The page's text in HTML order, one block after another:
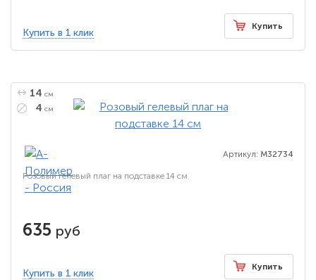
Купить в 1 клик
Купить
14 см
4 см
Артикул: M32734
Розовый гелевый плаг на подставке 14 см
635 руб
Купить в 1 клик
Купить